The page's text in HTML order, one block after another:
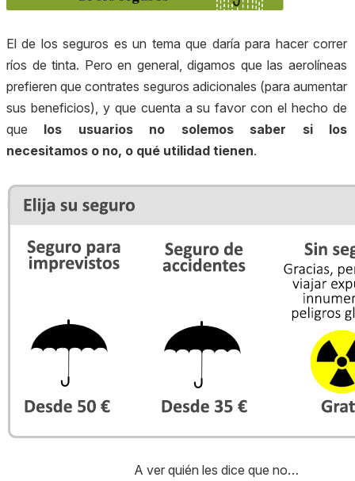
El de los seguros es un tema que daría para hacer correr
ríos de tinta. Pero en general, digamos que las aerolíneas
prefieren que contrates seguros adicionales (para aumentar
sus beneficios), y que cuenta a su favor con el hecho de
que los usuarios no solemos saber si los
necesitamos o no, o qué utilidad tienen.
A ver quién les dice que no…